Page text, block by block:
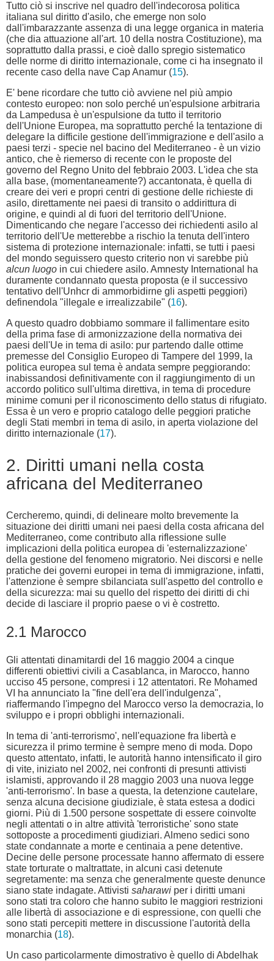
Tutto ciò si inscrive nel quadro dell'indecorosa politica
italiana sul diritto d'asilo, che emerge non solo
dall'imbarazzante assenza di una legge organica in materia
(che dia attuazione all'art. 10 della nostra Costituzione), ma
soprattutto dalla prassi, e cioè dallo spregio sistematico
delle norme di diritto internazionale, come ci ha insegnato il
recente caso della nave Cap Anamur (15).
E' bene ricordare che tutto ciò avviene nel più ampio
contesto europeo: non solo perché un'espulsione arbitraria
da Lampedusa è un'espulsione da tutto il territorio
dell'Unione Europea, ma soprattutto perché la tentazione di
delegare la difficile gestione dell'immigrazione e dell'asilo a
paesi terzi - specie nel bacino del Mediterraneo - è un vizio
antico, che è riemerso di recente con le proposte del
governo del Regno Unito del febbraio 2003. L'idea che sta
alla base, (momentaneamente?) accantonata, è quella di
creare dei veri e propri centri di gestione delle richieste di
asilo, direttamente nei paesi di transito o addirittura di
origine, e quindi al di fuori del territorio dell'Unione.
Dimenticando che negare l'accesso dei richiedenti asilo al
territorio dell'Ue metterebbe a rischio la tenuta dell'intero
sistema di protezione internazionale: infatti, se tutti i paesi
del mondo seguissero questo criterio non vi sarebbe più
alcun luogo in cui chiedere asilo. Amnesty International ha
duramente condannato questa proposta (e il successivo
tentativo dell'Unhcr di ammorbidirne gli aspetti peggiori)
definendola "illegale e irrealizzabile" (16).
A questo quadro dobbiamo sommare il fallimentare esito
della prima fase di armonizzazione della normativa dei
paesi dell'Ue in tema di asilo: pur partendo dalle ottime
premesse del Consiglio Europeo di Tampere del 1999, la
politica europea sul tema è andata sempre peggiorando:
inabissandosi definitivamente con il raggiungimento di un
accordo politico sull'ultima direttiva, in tema di procedure
minime comuni per il riconoscimento dello status di rifugiato.
Essa è un vero e proprio catalogo delle peggiori pratiche
degli Stati membri in tema di asilo, in aperta violazione del
diritto internazionale (17).
2. Diritti umani nella costa
africana del Mediterraneo
Cercheremo, quindi, di delineare molto brevemente la
situazione dei diritti umani nei paesi della costa africana del
Mediterraneo, come contributo alla riflessione sulle
implicazioni della politica europea di 'esternalizzazione'
della gestione del fenomeno migratorio. Nei discorsi e nelle
pratiche dei governi europei in tema di immigrazione, infatti,
l'attenzione è sempre sbilanciata sull'aspetto del controllo e
della sicurezza: mai su quello del rispetto dei diritti di chi
decide di lasciare il proprio paese o vi è costretto.
2.1 Marocco
Gli attentati dinamitardi del 16 maggio 2004 a cinque
differenti obiettivi civili a Casablanca, in Marocco, hanno
ucciso 45 persone, compresi i 12 attentatori. Re Mohamed
VI ha annunciato la "fine dell'era dell'indulgenza",
riaffermando l'impegno del Marocco verso la democrazia, lo
sviluppo e i propri obblighi internazionali.
In tema di 'anti-terrorismo', nell'equazione fra libertà e
sicurezza il primo termine è sempre meno di moda. Dopo
questo attentato, infatti, le autorità hanno intensificato il giro
di vite, iniziato nel 2002, nei confronti di presunti attivisti
islamisti, approvando il 28 maggio 2003 una nuova legge
'anti-terrorismo'. In base a questa, la detenzione cautelare,
senza alcuna decisione giudiziale, è stata estesa a dodici
giorni. Più di 1.500 persone sospettate di essere coinvolte
negli attentati o in altre attività 'terroristiche' sono state
sottoposte a procedimenti giudiziari. Almeno sedici sono
state condannate a morte e centinaia a pene detentive.
Decine delle persone processate hanno affermato di essere
state torturate o maltrattate, in alcuni casi detenute
segretamente: ma senza che generalmente queste denunce
siano state indagate. Attivisti saharawi per i diritti umani
sono stati tra coloro che hanno subito le maggiori restrizioni
alle libertà di associazione e di espressione, con quelli che
sono stati percepiti mettere in discussione l'autorità della
monarchia (18).
Un caso particolarmente dimostrativo è quello di Abdelhak